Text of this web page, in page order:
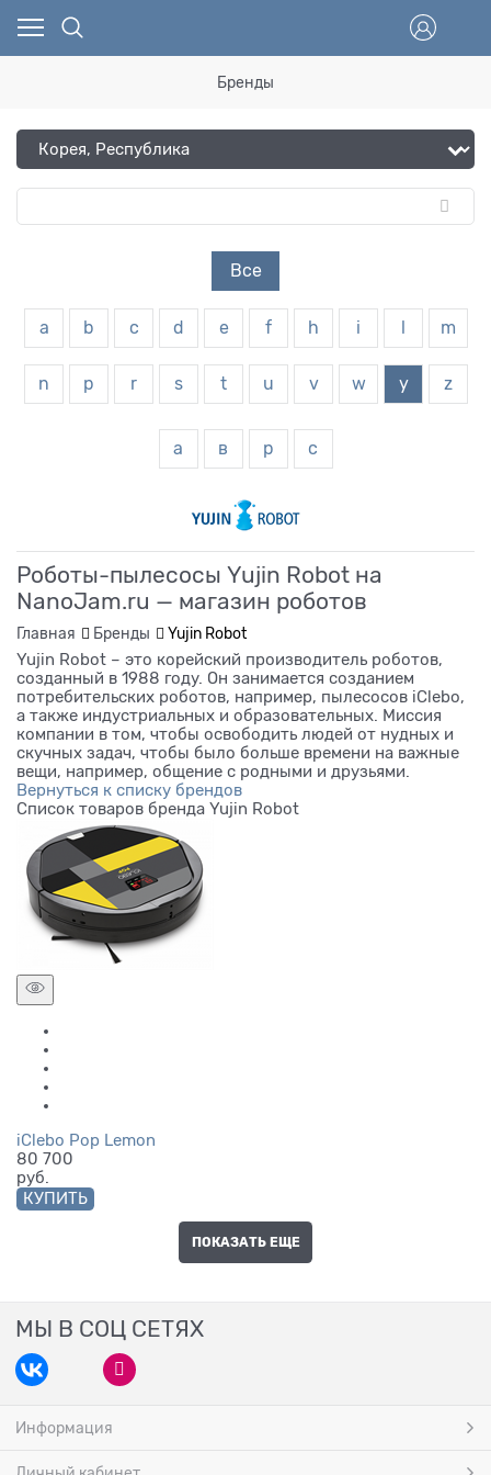
Бренды
Все
a b c d e f h i m
n p r s t u v w y z
а в р с
Роботы-пылесосы Yujin Robot на
NanoJam.ru — магазин роботов
Главная Бренды
Yujin Robot
Yujin Robot – это корейский производитель роботов,
созданный в 1988 году. Он занимается созданием
потребительских роботов, например, пылесосов iClebo,
а также индустриальных и образовательных. Миссия
компании в том, чтобы освободить людей от нудных и
скучных задач, чтобы было больше времени на важные
вещи, например, общение с родными и друзьями.
Вернуться к списку брендов
Список товаров бренда Yujin Robot
iClebo Pop Lemon
80 700
руб.
КУПИТЬ
ПОКАЗАТЬ ЕЩЕ
МЫ В СОЦ СЕТЯХ
Информация